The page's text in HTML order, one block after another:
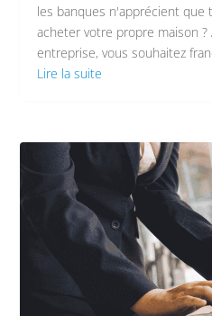
les banques n'apprécient que
acheter votre propre maison
entreprise, vous souhaitez
Lire la suite